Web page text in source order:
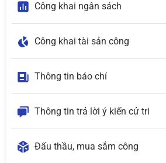
Công khai ngân sách
Công khai tài sản công
Thông tin báo chí
Thông tin trả lời ý kiến cử tri
Đấu thầu, mua sắm công